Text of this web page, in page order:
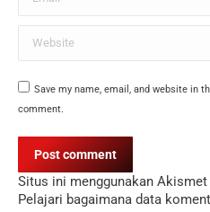
Website
Save my name, email, and website in
comment.
Post comment
Situs ini menggunakan
Pelajari bagaimana data